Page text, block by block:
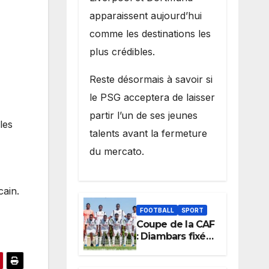
apparaissent aujourd’hui
comme les destinations les
plus crédibles.
Reste désormais à savoir si
le PSG acceptera de laisser
partir l’un de ses jeunes
talents avant la fermeture
du mercato.
FOOTBALL SPORT
Coupe de la CAF
: Diambars fixé
sur son destin